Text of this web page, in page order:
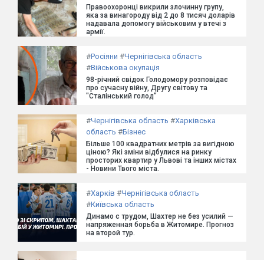
Правоохоронці викрили злочинну групу,
яка за винагороду від 2 до 8 тисяч доларів
надавала допомогу військовим у втечі з
армії.
#Росіяни #Чернігівська область
#Військова окупація
98-річний свідок Голодомору розповідає
про сучасну війну, Другу світову та
"Сталінський голод"
#Чернігівська область #Харківська
область #Бізнес
Більше 100 квадратних метрів за вигідною
ціною? Які зміни відбулися на ринку
просторих квартир у Львові та інших містах
- Новини Твого міста.
#Харків #Чернігівська область
#Київська область
Динамо с трудом, Шахтер не без усилий —
напряженная борьба в Житомире. Прогноз
на второй тур.